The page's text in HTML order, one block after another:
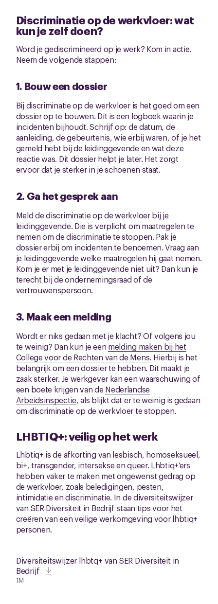
Discriminatie op de werkvloer: wat
kun je zelf doen?
Word je gediscrimineerd op je werk? Kom in actie.
Neem de volgende stappen:
1. Bouw een dossier
Bij discriminatie op de werkvloer is het goed om een
dossier op te bouwen. Dit is een logboek waarin je
incidenten bijhoudt. Schrijf op: de datum, de
aanleiding, de gebeurtenis, wie erbij waren, of je het
gemeld hebt bij de leidinggevende en wat deze
reactie was. Dit dossier helpt je later. Het zorgt
ervoor dat je sterker in je schoenen staat.
2. Ga het gesprek aan
Meld de discriminatie op de werkvloer bij je
leidinggevende. Die is verplicht om maatregelen te
nemen om de discriminatie te stoppen. Pak je
dossier erbij om incidenten te benoemen. Vraag aan
je leidinggevende welke maatregelen hij gaat nemen.
Kom je er met je leidinggevende niet uit? Dan kun je
terecht bij de ondernemingsraad of de
vertrouwenspersoon.
3. Maak een melding
Wordt er niks gedaan met je klacht? Of volgens jou
te weinig? Dan kun je een melding maken bij het
College voor de Rechten van de Mens. Hierbij is het
belangrijk om een dossier te hebben. Dit maakt je
zaak sterker. Je werkgever kan een waarschuwing of
een boete krijgen van de Nederlandse
Arbeidsinspectie, als blijkt dat er te weinig is gedaan
om discriminatie op de werkvloer te stoppen.
LHBTIQ+: veilig op het werk
Lhbtiq+ is de afkorting van lesbisch, homoseksueel,
bi+, transgender, intersekse en queer. Lhbtiq+’ers
hebben vaker te maken met ongewenst gedrag op
de werkvloer, zoals beledigingen, pesten,
intimidatie en discriminatie. In de diversiteitswijzer
van SER Diversiteit in Bedrijf staan tips voor het
creëren van een veilige werkomgeving voor lhbtiq+
personen.
Diversiteitswijzer lhbtq+ van SER Diversiteit in
Bedrijf
1M